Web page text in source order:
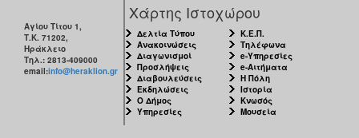
Αγίου Τίτου 1,
Τ.Κ. 71202,
Ηράκλειο
Τηλ.: 2813-409000
email:info@heraklion.gr
Χάρτης Ιστοχώρου
Δελτία Τύπου
Ανακοινώσεις
Διαγωνισμοί
Προσλήψεις
Διαβουλεύσεις
Εκδηλώσεις
Ο Δήμος
Υπηρεσίες
Κ.Ε.Π.
Τηλέφωνα
e-Υπηρεσίες
e-Αιτήματα
Η Πόλη
Ιστορία
Κνωσός
Μουσεία